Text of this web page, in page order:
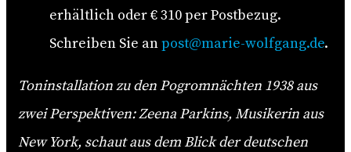
erhältlich oder € 310 per Postbezug.
Schreiben Sie anpost@marie-wolfgang.de.
Toninstallation zu den Pogromnächten 1938 aus
zwei Perspektiven: Zeena Parkins, Musikerin aus
New York, schaut aus dem Blick der deutschen